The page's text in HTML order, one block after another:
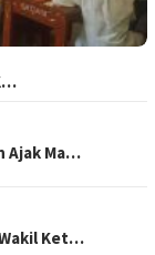
Ajak Ma…
Ket…